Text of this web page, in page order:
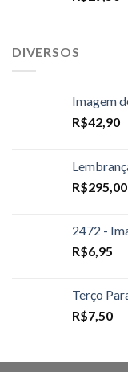
DIVERSOS
Imagem
R$42,90
R$295,00
2472 -
R$6,95
Terço
R$7,50